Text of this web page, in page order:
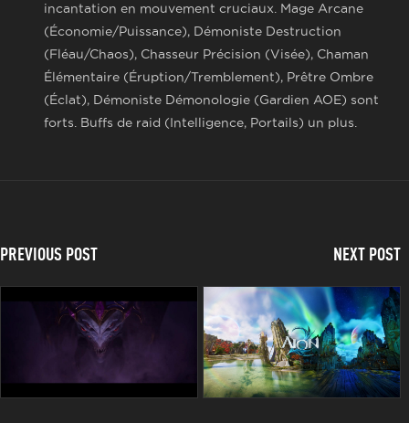
incantation en mouvement cruciaux. Mage Arcane
(Économie/Puissance), Démoniste Destruction
(Fléau/Chaos), Chasseur Précision (Visée), Chaman
Élémentaire (Éruption/Tremblement), Prêtre Ombre
(Éclat), Démoniste Démonologie (Gardien AOE) sont
forts. Buffs de raid (Intelligence, Portails) un plus.
PREVIOUS POST NEXT POST